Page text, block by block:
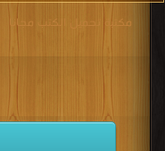
مكتبة تحميل الكتب مجانا